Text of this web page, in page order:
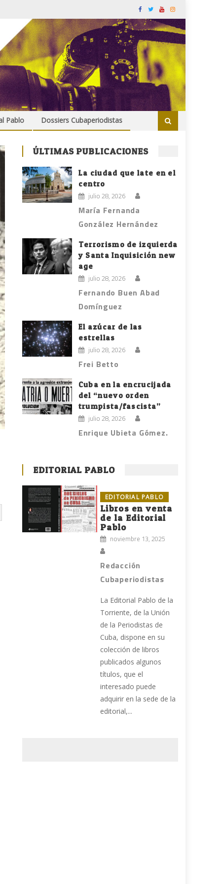
Pablo Dossiers Cubaperiodistas
ÚLTIMAS PUBLICACIONES
La ciudad que late en el
centro
julio 28, 2026
María Fernanda
González Hernández
Terrorismo de izquierda
y Santa Inquisición new
age
julio 28, 2026
Fernando Buen Abad
Domínguez
El azúcar de las
estrellas
julio 28, 2026
Frei Betto
Cuba en la encrucijada
del “nuevo orden
trumpista/fascista”
julio 28, 2026
Enrique Ubieta Gómez.
EDITORIAL PABLO
EDITORIAL PABLO
Libros en venta
de la Editorial
Pablo
noviembre 13, 2025
Redacción
Cubaperiodistas
La Editorial Pablo de la
Torriente, de la Unión
de la Periodistas de
Cuba, dispone en su
colección de libros
publicados algunos
títulos, que el
interesado puede
adquirir en la sede de la
editorial,...